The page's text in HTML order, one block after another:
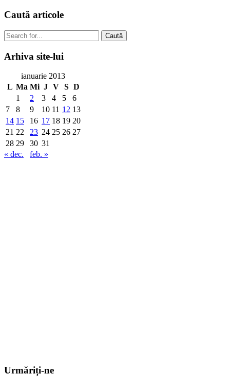
Caută articole
Caută
Arhiva site-lui
ianuarie 2013
L Ma Mi J V S D
1
2 3 4 5
6
7
8 9 10 11 12 13
14 15 16 17 18 19 20
21 22 23 24 25 26 27
28 29 30 31
« dec.
feb. »
Urmăriți-ne